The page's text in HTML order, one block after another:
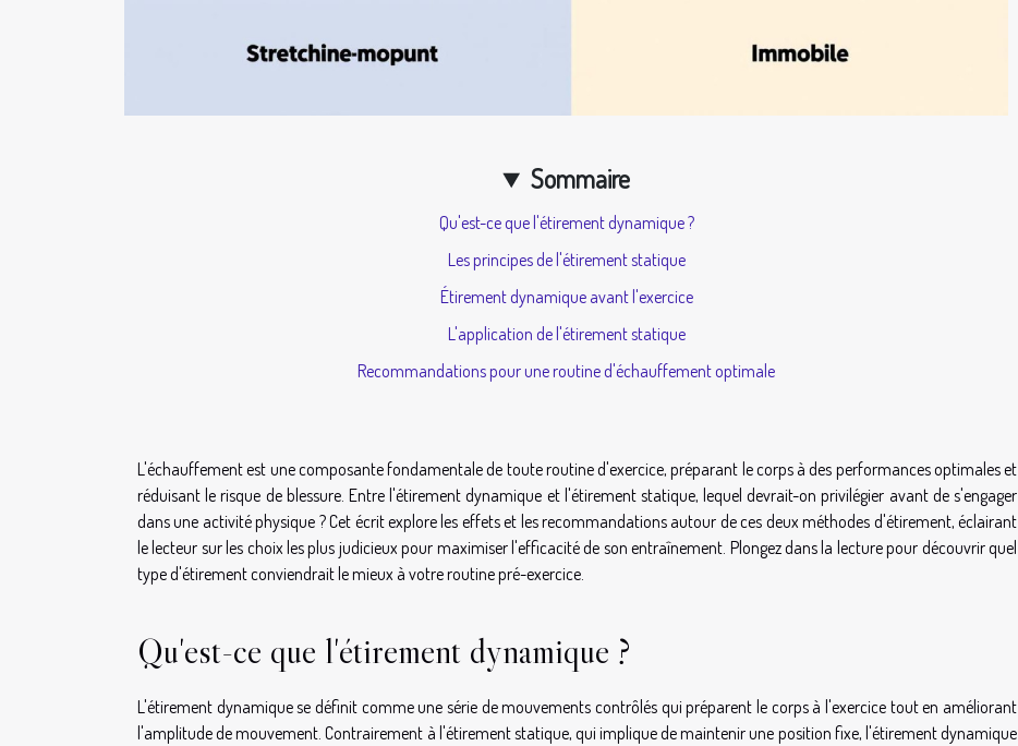
Sommaire
Qu'est-ce que l'étirement dynamique ?
Les principes de l'étirement statique
Étirement dynamique avant l'exercice
L'application de l'étirement statique
Recommandations pour une routine d'échauffement optimale
L'échauffement est une composante fondamentale de toute routine d'exercice, préparant le corps à des performances optimales et
réduisant le risque de blessure. Entre l'étirement dynamique et l'étirement statique, lequel devrait-on privilégier avant de s'engager
dans une activité physique ? Cet écrit explore les effets et les recommandations autour de ces deux méthodes d'étirement, éclairant
le lecteur sur les choix les plus judicieux pour maximiser l'efficacité de son entraînement. Plongez dans la lecture pour découvrir quel
type d'étirement conviendrait le mieux à votre routine pré-exercice.
Qu'est-ce que l'étirement dynamique ?
L'étirement dynamique se définit comme une série de mouvements contrôlés qui préparent le corps à l'exercice tout en améliorant
l'amplitude de mouvement. Contrairement à l'étirement statique, qui implique de maintenir une position fixe, l'étirement dynamique